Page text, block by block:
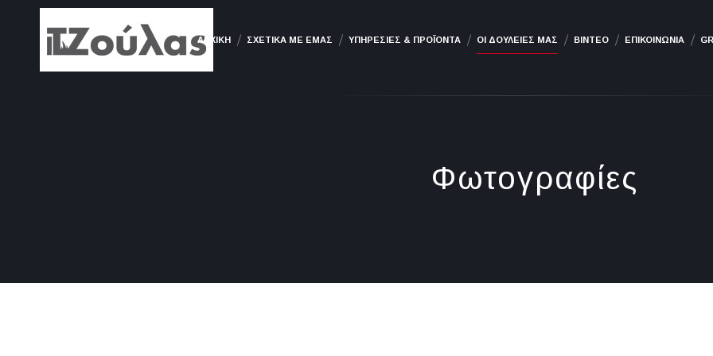
ΑΡΧΙΚΗ ΣΧΕΤΙΚΑ ΜΕ ΕΜΑΣ ΥΠΗΡΕΣΙΕΣ & ΠΡΟΪΟΝΤΑ ΟΙ ΔΟΥΛΕΙΕΣ ΜΑΣ ΒΙΝΤΕΟ ΕΠΙΚΟΙΝΩΝΙΑ
Φωτογραφίες